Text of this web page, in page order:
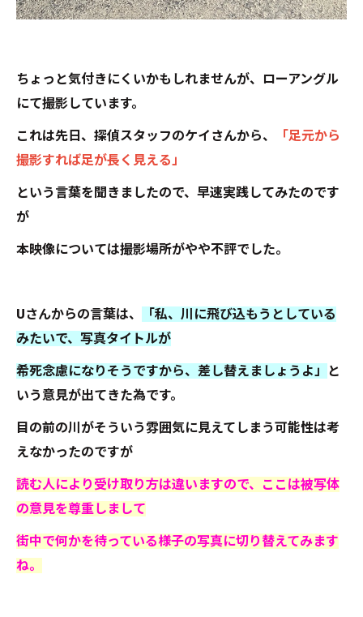
ちょっと気付きにくいかもしれませんが、ローアングル
にて撮影しています。
これは先日、探偵スタッフのケイさんから、
「足元から
撮影すれば足が長く見える」
という言葉を聞きましたので、早速実践してみたのです
が
本映像については撮影場所がやや不評でした。
Uさんからの言葉は、
「私、川に飛び込もうとしている
みたいで、写真タイトルが
希死念慮になりそうですから、差し替えましょうよ」
と
いう意見が出てきた為です。
目の前の川がそういう雰囲気に見えてしまう可能性は考
えなかったのですが
読む人により受け取り方は違いますので、ここは被写体
の意見を尊重しまして
街中で何かを待っている様子の写真に切り替えてみます
ね。